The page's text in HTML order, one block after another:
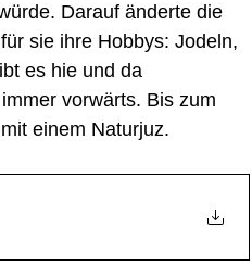
Darauf änderte die
sie ihre Hobbys: Jodeln,
es hie und da
vorwärts. Bis zum
einem Naturjuz.